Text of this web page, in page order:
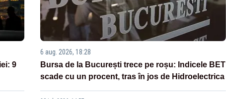
9
6 aug. 2026, 18:28
Bursa de la București trece pe roșu: Indicele BET
scade cu un procent, tras în jos de Hidroelectrica